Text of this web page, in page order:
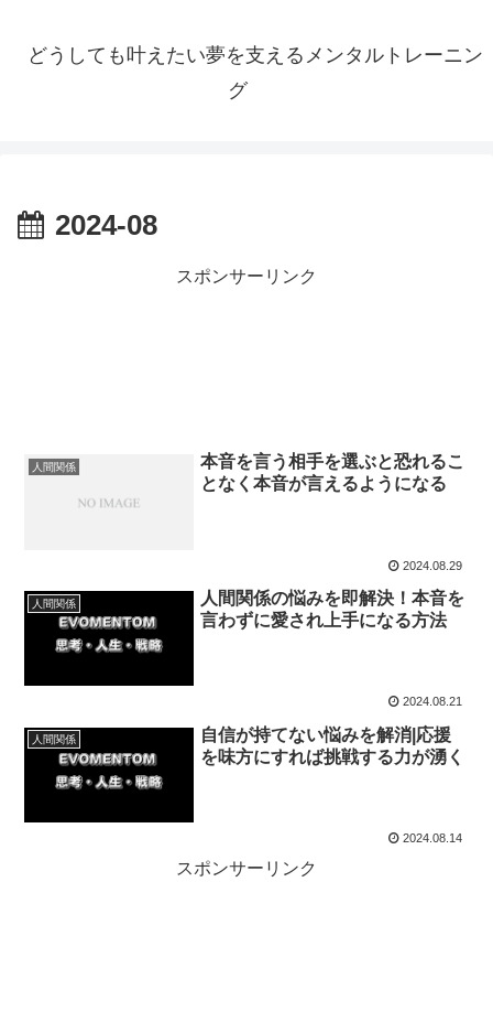
どうしても叶えたい夢を支えるメンタルトレーニン
グ
2024-08
スポンサーリンク
人間関係
本音を言う相手を選ぶと恐れるこ
となく本音が言えるようになる
2024.08.29
人間関係
人間関係の悩みを即解決！本音を
言わずに愛され上手になる方法
2024.08.21
人間関係
自信が持てない悩みを解消|応援
を味方にすれば挑戦する力が湧く
2024.08.14
スポンサーリンク